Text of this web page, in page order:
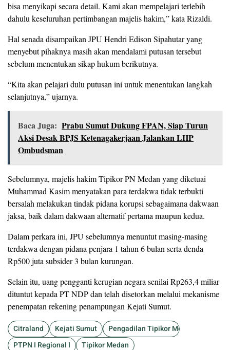
bisa menyikapi secara detail. Kami akan mempelajari terlebih
dahulu keseluruhan pertimbangan majelis hakim,” kata Rizaldi.
Hal senada disampaikan JPU Hendri Edison Sipahutar yang
menyebut pihaknya masih akan mendalami putusan tersebut
sebelum menentukan sikap hukum berikutnya.
“Kita akan pelajari dulu putusan ini untuk menentukan langkah
selanjutnya,” ujarnya.
Baca Juga: Prabu Sumut Dukung FPAN, Siap Turun
Aksi Desak BPJS Ketenagakerjaan Jalankan LHP
Ombudsman
Sebelumnya, majelis hakim Tipikor PN Medan yang diketuai
Muhammad Kasim menyatakan para terdakwa tidak terbukti
bersalah melakukan tindak pidana korupsi sebagaimana dakwaan
jaksa, baik dalam dakwaan alternatif pertama maupun kedua.
Dalam perkara ini, JPU sebelumnya menuntut masing-masing
terdakwa dengan pidana penjara 1 tahun 6 bulan serta denda
Rp500 juta subsider 3 bulan kurungan.
Selain itu, uang pengganti kerugian negara senilai Rp263,4 miliar
dituntut kepada PT NDP dan telah disetorkan melalui mekanisme
penempatan rekening penampungan Kejati Sumut.
Citraland Kejati Sumut
Pengadilan Tipikor Medan
PTPN I Regional I
Tipikor Medan